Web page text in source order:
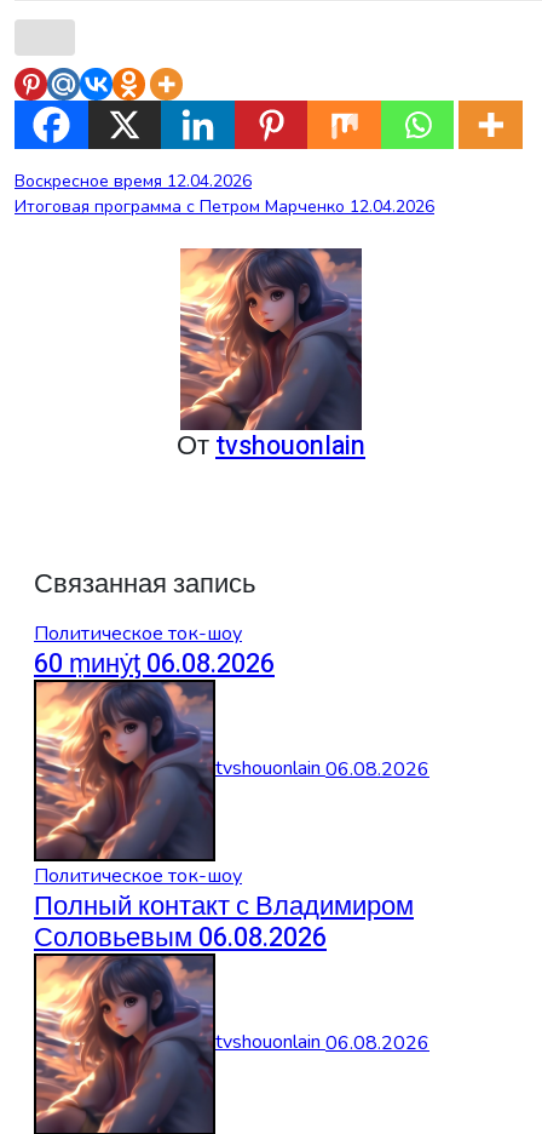
Навигация
по
Воскресное время 12.04.2026
Итоговая программа с Петром Марченко 12.04.2026
Отtvshouonlain
Связанная запись
Политическое ток-шоу
60 ṃинẏƫ 06.08.2026
tvshouonlain06.08.2026
Политическое ток-шоу
Полный контакт с Владимиром
Соловьевым 06.08.2026
tvshouonlain06.08.2026